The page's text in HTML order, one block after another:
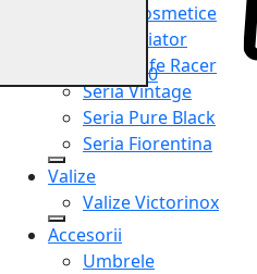
Truse cosmetice
Seria Aviator
Seria Cafe Racer
Seria Vintage
Seria Pure Black
Seria Fiorentina
Valize
Valize Victorinox
Accesorii
Umbrele
0